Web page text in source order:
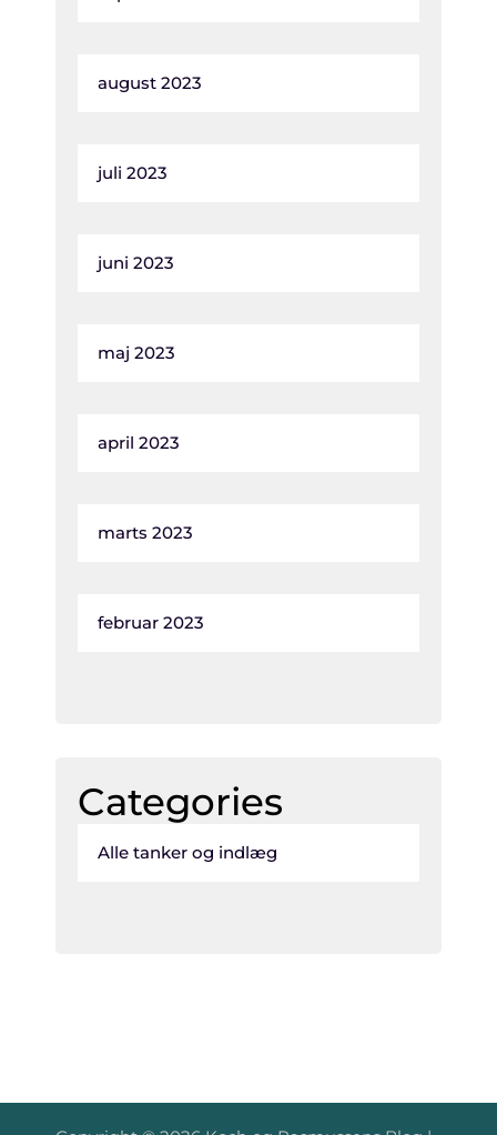
august 2023
juli 2023
juni 2023
maj 2023
april 2023
marts 2023
februar 2023
Categories
Alle tanker og indlæg